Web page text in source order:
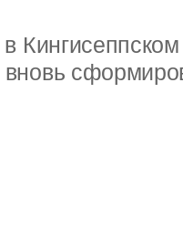
вновь